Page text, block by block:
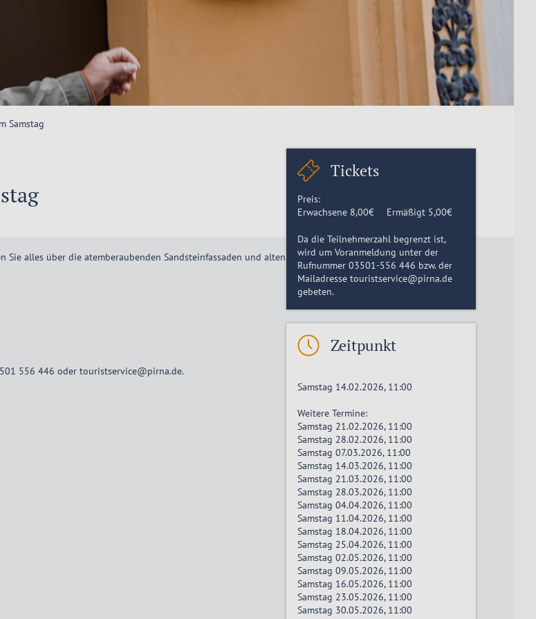
Samstag
alles über die atemberaubenden Sandsteinfassaden und alten Kaufmannshäuser der Pirnaer Altstadt.
556 446 oder touristservice@pirna.de.
Tickets
Preis:
Erwachsene 8,00€ Ermäßigt 5,00€
Da die Teilnehmerzahl begrenzt ist,
wird um Voranmeldung unter der
Rufnummer 03501-556 446 bzw. der
Mailadresse touristservice@pirna.de
gebeten.
Zeitpunkt
Samstag 14.02.2026, 11:00
Weitere Termine:
Samstag 21.02.2026, 11:00
Samstag 28.02.2026, 11:00
Samstag 07.03.2026, 11:00
Samstag 14.03.2026, 11:00
Samstag 21.03.2026, 11:00
Samstag 28.03.2026, 11:00
Samstag 04.04.2026, 11:00
Samstag 11.04.2026, 11:00
Samstag 18.04.2026, 11:00
Samstag 25.04.2026, 11:00
Samstag 02.05.2026, 11:00
Samstag 09.05.2026, 11:00
Samstag 16.05.2026, 11:00
Samstag 23.05.2026, 11:00
Samstag 30.05.2026, 11:00